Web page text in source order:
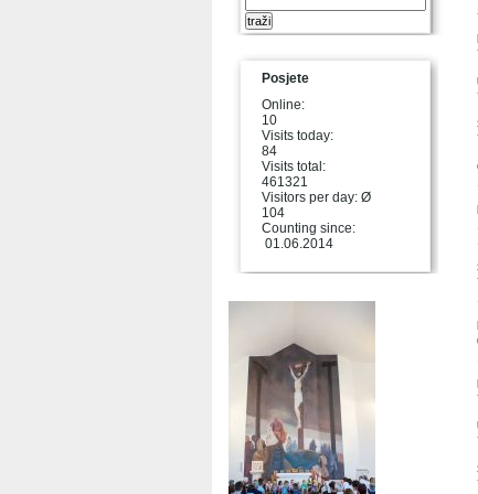
Posjete
Online:
10
Visits today:
84
Visits total:
461321
Visitors per day: Ø
104
Counting since:
01.06.2014